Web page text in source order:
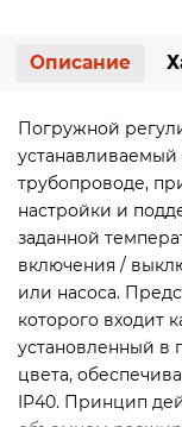
Описание
Погружной
трубопроводе,
настройки и
заданной
включения /
или насоса.
которого входит
установленный в
цвета,
IP40. Принцип